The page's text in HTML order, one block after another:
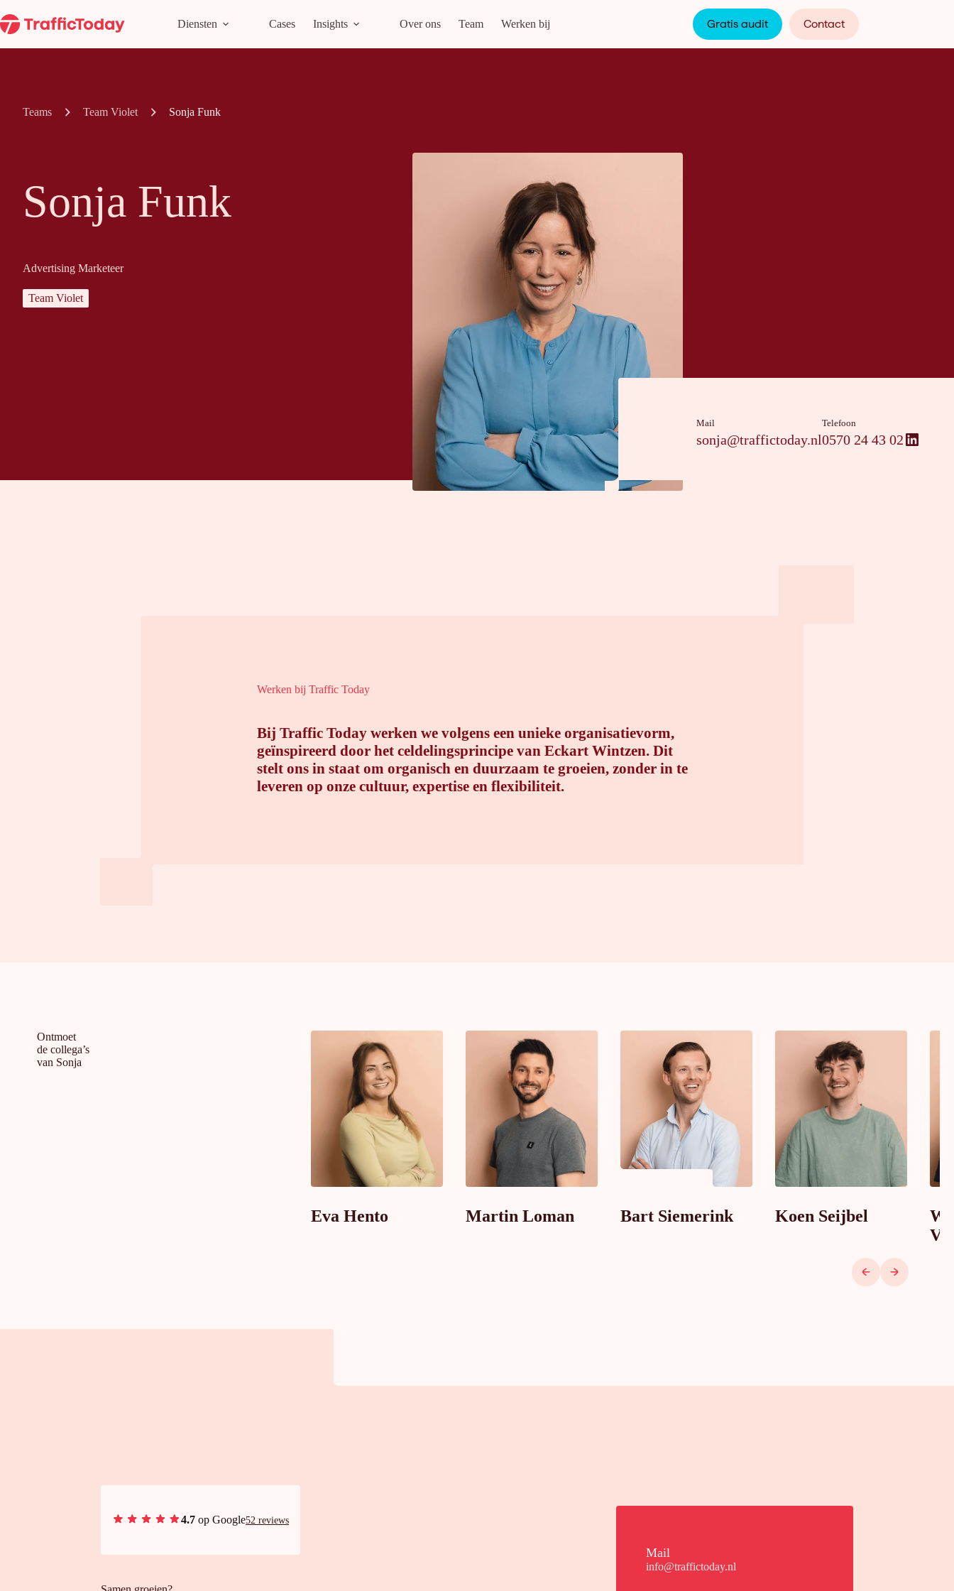
naar
de
Diensten Cases Insights Over ons Team Werken bij Gratis audit Contact
Teams Team Violet Sonja Funk
Sonja Funk
Advertising Marketeer
Team Violet
Mail
sonja@traffictoday.nl
Telefoon
0570 24 43 02
Werken bij Traffic Today
Bij Traffic Today werken we volgens een unieke organisatievorm,
geïnspireerd door het celdelingsprincipe van Eckart Wintzen. Dit
stelt ons in staat om organisch en duurzaam te groeien, zonder in te
leveren op onze cultuur, expertise en flexibiliteit.
Ontmoet
de collega’s
van Sonja
Eva Hento Martin Loman Bart Siemerink Koen Seijbel
4.7 op Google52 reviews
Mail
info@traffictoday.nl